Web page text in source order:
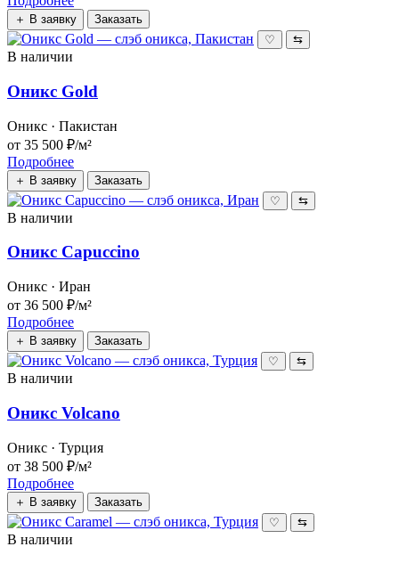
＋ В заявку
Заказать
♡
⇆
В наличии
Оникс Gold
Оникс · Пакистан
от 35 500 ₽/м²
Подробнее
＋ В заявку
Заказать
♡
⇆
В наличии
Оникс Capuccino
Оникс · Иран
от 36 500 ₽/м²
Подробнее
＋ В заявку
Заказать
♡
⇆
В наличии
Оникс Volcano
Оникс · Турция
от 38 500 ₽/м²
Подробнее
＋ В заявку
Заказать
♡
⇆
В наличии